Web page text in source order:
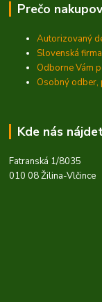
Prečo
Autorizovaný
Slovenská
Odborne Vám
Osobný odber,
Kde nás
Fatranská 1/8035
010 08 Žilina-Vlčince